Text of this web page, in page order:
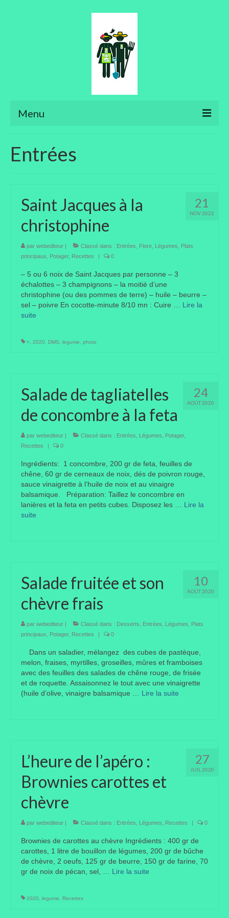
Menu
Aménager son jardin
Bonsaïs
Potager
Taille des arbres et arbustes
Autres
Bibliothèque
Evénements
Amis jardiniers du Devon
Fête des plantes
Portes ouvertes
Visites de jardins
Arbustes
Graminées
Vivaces
Oiseaux
Et aussi…
Autres
Infos pratiques
Règlement Intérieur – Statuts et cotisation JPL
Entrées
21
NOV 2022
Saint Jacques à la
christophine
par webediteur | Classé dans : Entrées Flore Légumes
Plats
principaux
Potager, Recettes | 0
– 5 ou 6 noix de Saint Jacques par personne – 3
échalottes – 3 champignons – la moitié d’une
christophine (ou des pommes de terre) – huile – beurre –
sel – poivre En cocotte-minute 8/10 mn : Cuire … Lire la
suite­­
+ 2020 DMS legume photo
24
AOÛT 2020
Salade de tagliatelles
de concombre à la feta
par webediteur | Classé dans : Entrées Légumes Potager,
Recettes
| 0
Ingrédients: 1 concombre, 200 gr de feta, feuilles de
chêne, 60 gr de cerneaux de noix, dés de poivron rouge,
sauce vinaigrette à l’huile de noix et au vinaigre
balsamique. Préparation: Taillez le concombre en
lanières et la feta en petits cubes. Disposez les … Lire la
suite­­
10
AOÛT 2020
Salade fruitée et son
chèvre frais
par webediteur | Classé dans : Desserts Entrées Légumes
Plats
principaux
Potager, Recettes | 0
Dans un saladier, mélangez des cubes de pastèque,
melon, fraises, myrtilles, groseilles, mûres et framboises
avec des feuilles des salades de chêne rouge, de frisée
et de roquette. Assaisonnez le tout avec une vinaigrette
(huile d’olive, vinaigre balsamique … Lire la suite­­
27
JUIL 2020
L’heure de l’apéro :
Brownies carottes et
chèvre
par webediteur | Classé dans : Entrées Légumes Recettes | 0
Brownies de carottes au chèvre Ingrédients : 400 gr de
carottes, 1 litre de bouillon de légumes, 200 gr de bûche
de chèvre, 2 oeufs, 125 gr de beurre, 150 gr de farine, 70
gr de noix de pécan, sel, … Lire la suite­­
2020 legume Recettes